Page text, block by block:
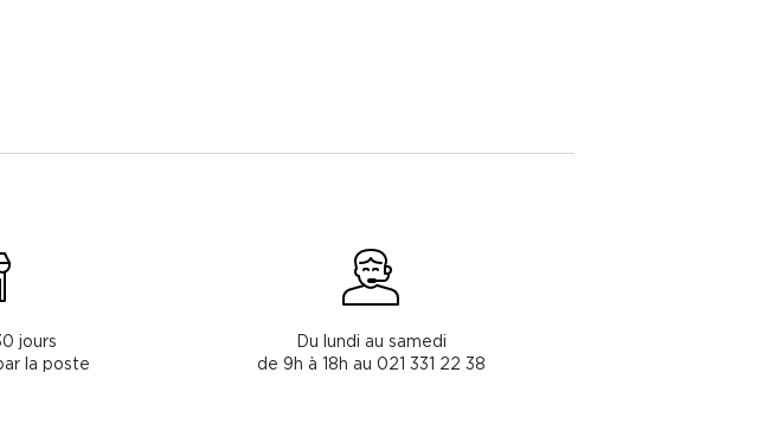
jours
la poste
Du lundi au samedi
de 9h à 18h au 021 331 22 38